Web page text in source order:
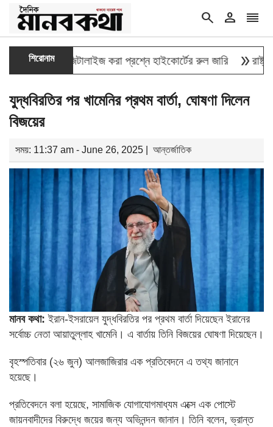
search person reorder
শিরোনাম
ডিজিটালাইজ করা প্রশ্নে হাইকোর্টের রুল জারি double_arrowরাষ্ট্রপতি
যুদ্ধবিরতির পর খামেনির প্রথম বার্তা, ঘোষণা দিলেন
বিজয়ের
সময়: 11:37 am - June 26, 2025 | আন্তর্জাতিক
মানব কথা: ইরান-ইসরায়েল যুদ্ধবিরতির পর প্রথম বার্তা দিয়েছেন ইরানের
সর্বোচ্চ নেতা আয়াতুল্লাহ খামেনি। এ বার্তায় তিনি বিজয়ের ঘোষণা দিয়েছেন।
বৃহস্পতিবার (২৬ জুন) আলজাজিরার এক প্রতিবেদনে এ তথ্য জানানে
হয়েছে।
প্রতিবেদনে বলা হয়েছে, সামাজিক যোগাযোগমাধ্যম এক্সে এক পোস্টে
জায়নবাদীদের বিরুদ্ধে জয়ের জন্য অভিনন্দন জানান। তিনি বলেন, ভ্রান্ত